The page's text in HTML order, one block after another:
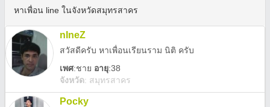
หาเพื่อน line ในจังหวัดสมุทรสาคร
nIneZ
สวัสดีครับ หาเพื่อนเรียนราม นิติ ครับ
เพศ:ชาย อายุ:38
จังหวัด: สมุทรสาคร
Pocky